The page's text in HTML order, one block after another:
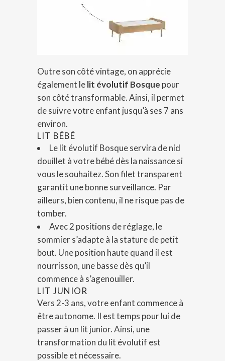
Outre son côté vintage, on apprécie
également lelit évolutif Bosque pour
son côté transformable. Ainsi, il permet
de suivre votre enfant jusqu’à ses 7 ans
environ.
LIT BÉBÉ
Le lit évolutif Bosque servira de nid
douillet à votre bébé dès la naissance si
vous le souhaitez. Son filet transparent
garantit une bonne surveillance. Par
ailleurs, bien contenu, il ne risque pas de
tomber.
Avec 2 positions de réglage, le
sommier s’adapte à la stature de petit
bout. Une position haute quand il est
nourrisson, une basse dès qu’il
commence à s’agenouiller.
LIT JUNIOR
Vers 2-3 ans, votre enfant commence à
être autonome. Il est temps pour lui de
passer à un lit junior. Ainsi, une
transformation du lit évolutif est
possible et nécessaire.